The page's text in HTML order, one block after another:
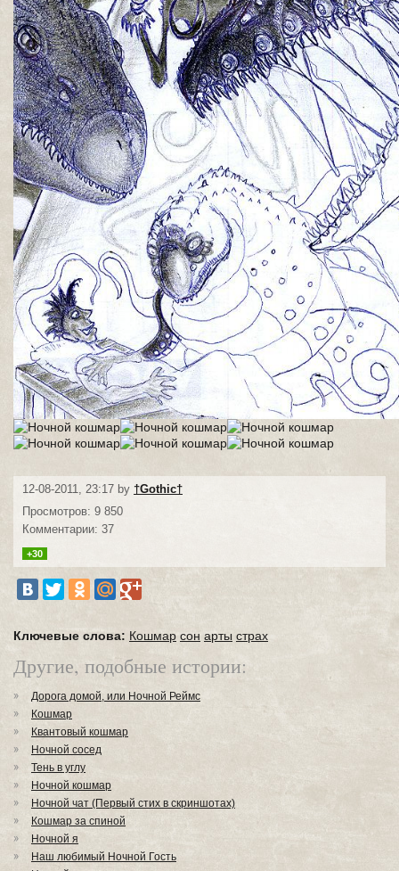
12-08-2011, 23:17 by †Gothic†
Просмотров: 9 850
Комментарии: 37
+30
Ключевые слова: Кошмар сон арты страх
Другие, подобные истории:
Дорога домой, или Ночной Реймс
Кошмар
Квантовый кошмар
Ночной сосед
Тень в углу
Ночной кошмар
Ночной чат (Первый стих в скриншотах)
Кошмар за спиной
Ночной я
Наш любимый Ночной Гость